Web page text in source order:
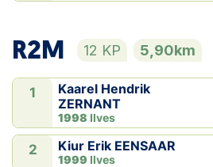
R2M 12 KP 5,90km
1
Kaarel Hendrik
ZERNANT
1998 Ilves
2 Kiur Erik EENSAAR
1999 Ilves